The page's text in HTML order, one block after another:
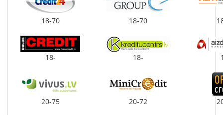
18-70 18-70
18- 18-
20-75 20-72